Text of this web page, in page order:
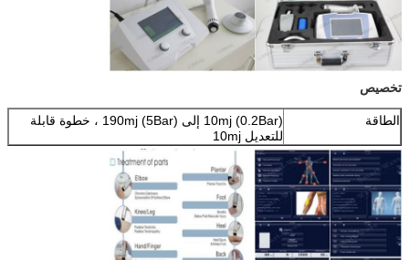
تخصيص
الطاقة
10mj (0.2Bar) إلى 190mj (5Bar) ، خطوة قابلة
للتعديل 10mj
تكرر
هرتز
وزن
3 كجم تشمل قضيب
جهاز الإرسال
5 قطع
أداة التطبيق
دورة الحياة أكثر من 2 مليون لقطة
مدخل الطاقة
180 فولت أمبير